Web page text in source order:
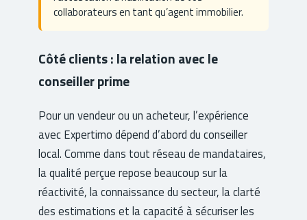
collaborateurs en tant qu’agent immobilier.
Côté clients : la relation avec le
conseiller prime
Pour un vendeur ou un acheteur, l’expérience
avec Expertimo dépend d’abord du conseiller
local. Comme dans tout réseau de mandataires,
la qualité perçue repose beaucoup sur la
réactivité, la connaissance du secteur, la clarté
des estimations et la capacité à sécuriser les